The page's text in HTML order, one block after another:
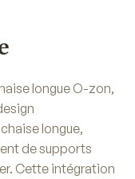
longue O-zon,
longue,
de supports
Cette intégration